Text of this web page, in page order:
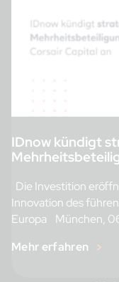
IDnow kündigt
Die Investition
Innovation des
Europa München,
Mehr erfahren